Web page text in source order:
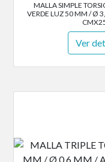
MALLA SIMPLE
VERDE LUZ 50 MM / Ø
Ver